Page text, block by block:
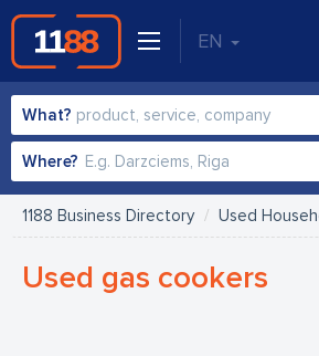
EN
What?
Where?
1188 Business Directory Used
Used gas cookers